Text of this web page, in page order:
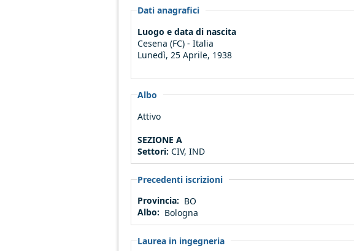
Dati anagrafici
Luogo e data di nascita
Cesena (FC) - Italia
Lunedì, 25 Aprile, 1938
Albo
Attivo
SEZIONE A
Settori: CIV, IND
Precedenti iscrizioni
Provincia: BO
Albo: Bologna
Laurea in ingegneria